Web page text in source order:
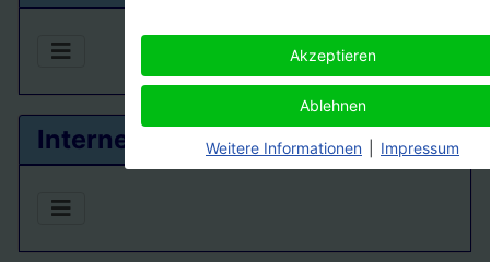
Interner Bereich
Akzeptieren
Ablehnen
Weitere Informationen Impressum